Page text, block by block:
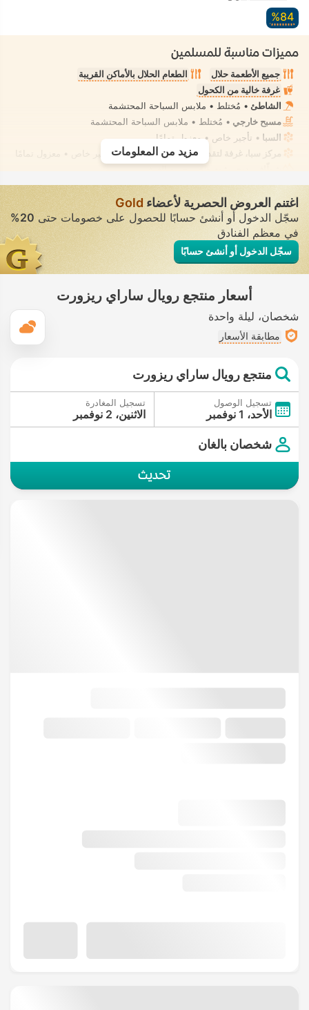
84‏%
مميزات مناسبة للمسلمين
جميع الأطعمة حلال
الطعام الحلال بالأماكن القريبة
غرفة خالية من الكحول
الشاطئ • مُختلط • ملابس السباحة المحتشمة
مسبح خارجي • مُختلط • ملابس السباحة المحتشمة
السبا • تأجير خاص • معزول تمامًا
مركز سبا، غرفة لتقديم علاجات السبا، تدليك• تأجير خاص • معزول تمامًا
• في جميع الغرف
مزيد من المعلومات
اغتنم العروض الحصرية لأعضاء Gold
سجّل الدخول أو أنشئ حسابًا للحصول على خصومات حتى20%
في معظم الفنادق
سجّل الدخول أو أنشئ حسابًا
أسعار منتجع رويال ساراي ريزورت
شخصان ليلة واحدة
مطابقة الأسعار
منتجع رويال ساراي ريزورت
تسجيل الوصول
الأحد، 1 نوفمبر
تسجيل المغادرة
الاثنين، 2 نوفمبر
شخصان بالغان
تحديث